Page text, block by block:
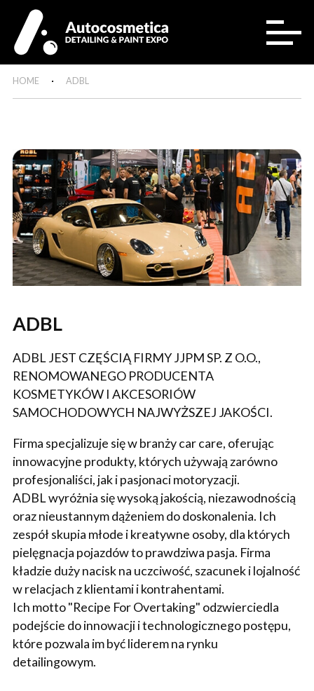
HOME ADBL
ADBL
ADBL JEST CZĘŚCIĄ FIRMY JJPM SP. Z O.O.,
RENOMOWANEGO PRODUCENTA
KOSMETYKÓW I AKCESORIÓW
SAMOCHODOWYCH NAJWYŻSZEJ JAKOŚCI.
Firma specjalizuje się w branży car care, oferując
innowacyjne produkty, których używają zarówno
profesjonaliści, jak i pasjonaci motoryzacji.
ADBL wyróżnia się wysoką jakością, niezawodnością
oraz nieustannym dążeniem do doskonalenia. Ich
zespół skupia młode i kreatywne osoby, dla których
pielęgnacja pojazdów to prawdziwa pasja. Firma
kładzie duży nacisk na uczciwość, szacunek i lojalność
w relacjach z klientami i kontrahentami.
Ich motto "Recipe For Overtaking" odzwierciedla
podejście do innowacji i technologicznego postępu,
które pozwala im być liderem na rynku
detailingowym.